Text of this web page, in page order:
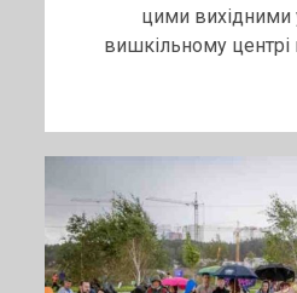
цими вихідними
вишкільному центрі